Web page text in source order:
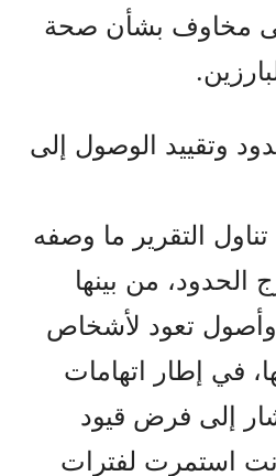
مخاوف بشأن صحة
وتقييد الوصول إلى
التقرير ما وصفه
الحدود، من بينها
تعود لأشخاص
في إطار اتهامات
إلى فرض قيود
استمرت لفترات